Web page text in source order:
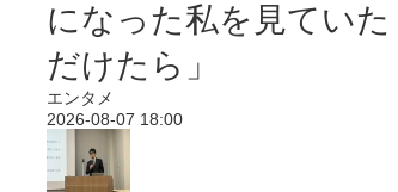
になった私を見ていた
だけたら」
エンタメ
2026-08-07 18:00